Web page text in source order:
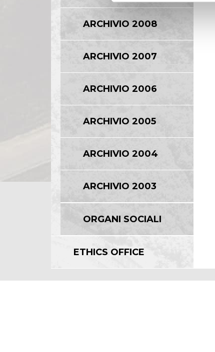
ARCHIVIO 2008
ARCHIVIO 2007
ARCHIVIO 2006
ARCHIVIO 2005
ARCHIVIO 2004
ARCHIVIO 2003
ORGANI SOCIALI
ETHICS OFFICE